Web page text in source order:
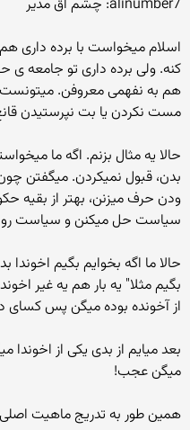
alinumber7: چشم آق مدیر
اسلام میخواست با برده داری هم
كنه. ولی برده داری تو جامعه ی
هم به نفهمی معروفن. میتونست
مست نكردن یا بت نپرستیدن
حالا یه مثال بزنم. اگه ما
بدن، قبول نمیكردن. میگفتن
ودن حرف میزنن، بهتر از بقیه
سیاست حل میكنن و سیاست رو
حالا ما اگه بخوایم بگیم اخوندا
بگیم مثلا" یه بار هم یه غیر
از آخونده بوده میگن پس كسای
بعد میایم از بدی یكی از
میگن عجب!
همین طور به تدریج ماهیت اصلی